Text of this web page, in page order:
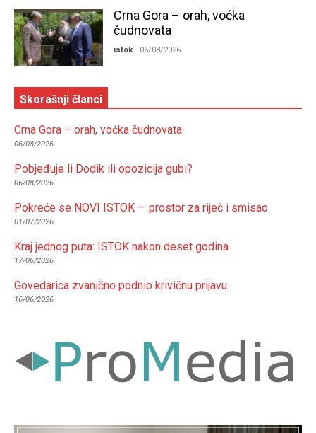
Crna Gora – orah, voćka
čudnovata
istok - 06/08/2026
Skorašnji članci
Crna Gora – orah, voćka čudnovata
06/08/2026
Pobjeđuje li Dodik ili opozicija gubi?
06/08/2026
Pokreće se NOVI ISTOK — prostor za riječ i smisao
01/07/2026
Kraj jednog puta: ISTOK nakon deset godina
17/06/2026
Govedarica zvanično podnio krivičnu prijavu
16/06/2026